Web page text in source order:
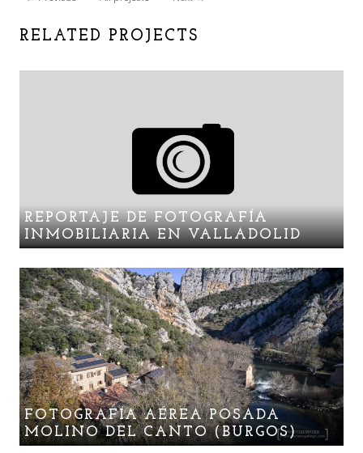
RELATED PROJECTS
REPORTAJE DE FOTOGRAFÍA
INMOBILIARIA EN VALLADOLID
FOTOGRAFÍA AÉREA POSADA
MOLINO DEL CANTO (BURGOS)